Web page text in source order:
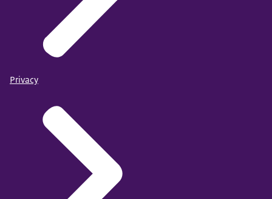
Privacy